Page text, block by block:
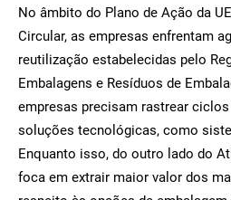
No âmbito do Plano de Ação da
Circular, as empresas enfrentam
reutilização estabelecidas pelo
Embalagens e Resíduos de
empresas precisam rastrear
soluções tecnológicas, como
Enquanto isso, do outro lado do
foca em extrair maior valor dos